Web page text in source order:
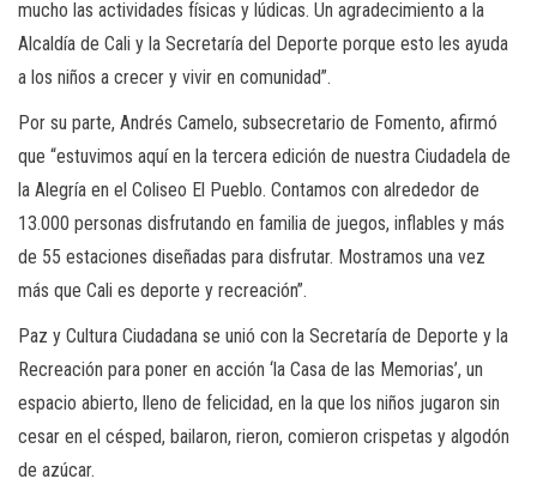
mucho las actividades físicas y lúdicas. Un agradecimiento a la
Alcaldía de Cali y la Secretaría del Deporte porque esto les ayuda
a los niños a crecer y vivir en comunidad”.
Por su parte, Andrés Camelo, subsecretario de Fomento, afirmó
que “estuvimos aquí en la tercera edición de nuestra Ciudadela de
la Alegría en el Coliseo El Pueblo. Contamos con alrededor de
13.000 personas disfrutando en familia de juegos, inflables y más
de 55 estaciones diseñadas para disfrutar. Mostramos una vez
más que Cali es deporte y recreación”.
Paz y Cultura Ciudadana se unió con la Secretaría de Deporte y la
Recreación para poner en acción ‘la Casa de las Memorias’, un
espacio abierto, lleno de felicidad, en la que los niños jugaron sin
cesar en el césped, bailaron, rieron, comieron crispetas y algodón
de azúcar.